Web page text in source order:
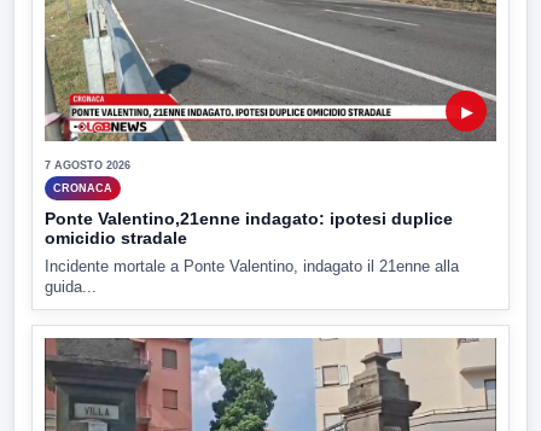
▶
7 AGOSTO 2026
CRONACA
Ponte Valentino,21enne indagato: ipotesi duplice
omicidio stradale
Incidente mortale a Ponte Valentino, indagato il 21enne alla
guida...